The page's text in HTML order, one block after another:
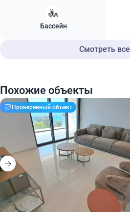
Бассейн
Смотреть все
Похожие объекты
Проверенный объект